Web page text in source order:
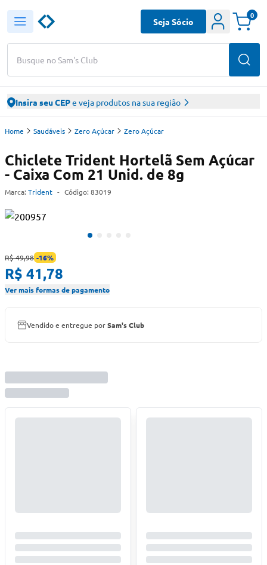
Busque no Sam's Club
Seja Sócio
0
Insira seu CEPe veja produtos na sua região
Home Saudáveis Zero Açúcar Zero Açúcar
Chiclete Trident Hortelã Sem Açúcar
- Caixa Com 21 Unid. de 8g
Marca: Trident - Código: 83019
R$ 49,98 -16%
R$ 41,78
Ver mais formas de pagamento
Vendido e entregue porSam's Club